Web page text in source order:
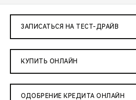
ЗАПИСАТЬСЯ НА ТЕСТ-ДРАЙВ
КУПИТЬ ОНЛАЙН
ОДОБРЕНИЕ КРЕДИТА ОНЛАЙН